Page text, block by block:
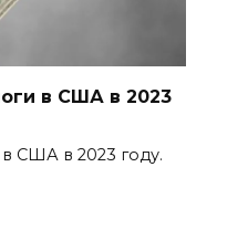
в США в 2023
США в 2023 году.